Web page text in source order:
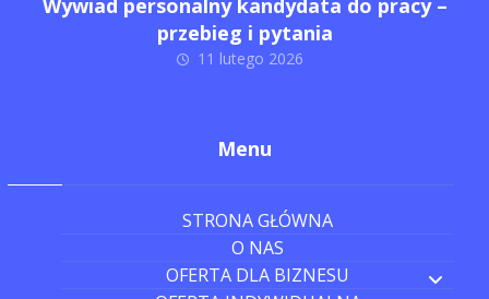
Wywiad personalny kandydata do pracy –
przebieg i pytania
11 lutego 2026
Menu
STRONA GŁÓWNA
O NAS
OFERTA DLA BIZNESU